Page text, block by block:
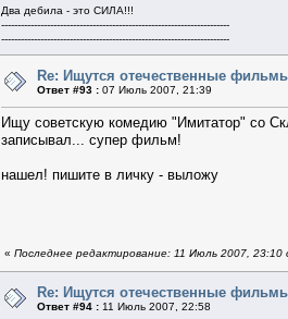
Два дебила - это СИЛА!!!
----------------------------------------------------------------------
----------------------------------------------------------------------
Re: Ищутся отечественные
Ответ #93 : 07 Июль 2007, 21:39
Ищу советскую комедию "Имитатор" со
записывал... супер фильм!
нашел! пишите в личку - выложу
« Последнее редактирование: 11 Июль 2007, 23:10
Re: Ищутся отечественные
Ответ #94 : 11 Июль 2007, 22:58